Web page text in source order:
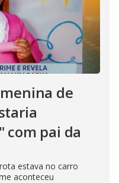
de
com pai da
estava no carro
aconteceu